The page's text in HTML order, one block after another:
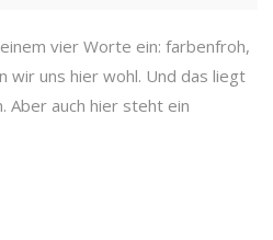
vier Worte ein: farbenfroh,
wir uns hier wohl. Und das liegt
Aber auch hier steht ein